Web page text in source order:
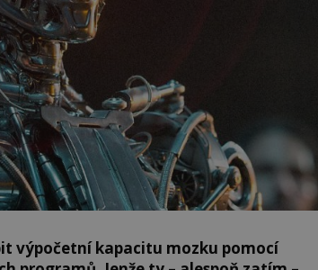
výpočetní kapacitu mozku pomocí